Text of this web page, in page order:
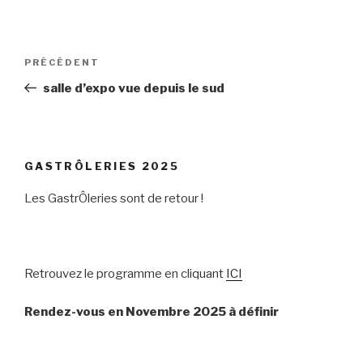
Navigation
l’article
Article
précédent
PRÉCÉDENT
salle d’expo vue depuis le sud
GASTRÔLERIES 2025
Les GastrÔleries sont de retour !
Retrouvez le programme en cliquant ICI
Rendez-vous en Novembre 2025 à définir